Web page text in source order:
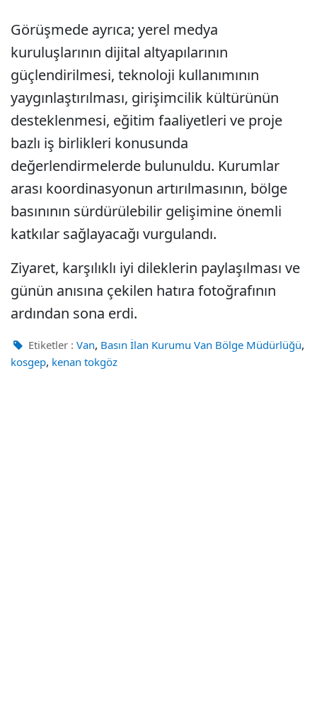
Görüşmede ayrıca; yerel medya
kuruluşlarının dijital altyapılarının
güçlendirilmesi, teknoloji kullanımının
yaygınlaştırılması, girişimcilik kültürünün
desteklenmesi, eğitim faaliyetleri ve proje
bazlı iş birlikleri konusunda
değerlendirmelerde bulunuldu. Kurumlar
arası koordinasyonun artırılmasının, bölge
basınının sürdürülebilir gelişimine önemli
katkılar sağlayacağı vurgulandı.
Ziyaret, karşılıklı iyi dileklerin paylaşılması ve
günün anısına çekilen hatıra fotoğrafının
ardından sona erdi.
Etiketler : Van, Basın İlan Kurumu Van Bölge Müdürlüğü,
kosgep, kenan tokgöz